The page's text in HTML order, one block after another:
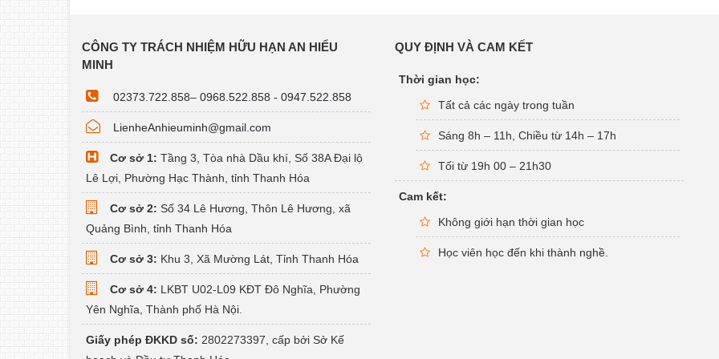
CÔNG TY TRÁCH NHIỆM HỮU HẠN AN HIỂU
MINH
02373.722.858– 0968.522.858 - 0947.522.858
LienheAnhieuminh@gmail.com
Cơ sở 1: Tầng 3, Tòa nhà Dầu khí, Số 38A Đại lộ
Lê Lợi, Phường Hạc Thành, tỉnh Thanh Hóa
Cơ sở 2: Số 34 Lê Hương, Thôn Lê Hương, xã
Quảng Bình, tỉnh Thanh Hóa
Cơ sở 3: Khu 3, Xã Mường Lát, Tỉnh Thanh Hóa
Cơ sở 4: LKBT U02-L09 KĐT Đô Nghĩa, Phường
Yên Nghĩa, Thành phố Hà Nội.
Giấy phép ĐKKD số: 2802273397, cấp bởi Sở Kế
QUY ĐỊNH VÀ CAM KẾT
Thời gian học:
Tất cả các ngày trong tuần
Sáng 8h – 11h, Chiều từ 14h – 17h
Tối từ 19h 00 – 21h30
Cam kết:
Không giới hạn thời gian học
Học viên học đến khi thành nghề.